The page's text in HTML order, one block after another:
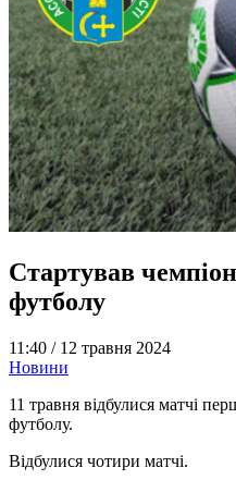
Стартував
футболу
11:40 / 12 травня 2024
Новини
11 травня відбулися матчі
футболу.
Відбулися чотири матчі.